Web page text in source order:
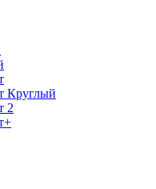
Круглый
2